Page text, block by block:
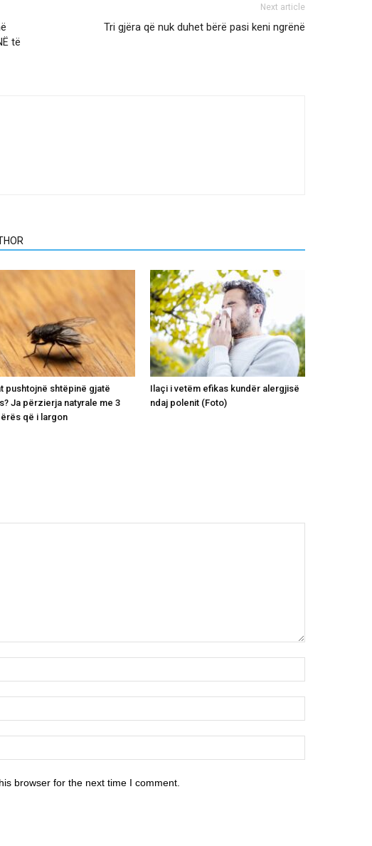
të
Next article
Tri gjëra që nuk duhet bërë pasi keni ngrënë
pushtojnë shtëpinë gjatë
Ja përzierja natyrale me 3
që i largon
Ilaçi i vetëm efikas kundër alergjisë
ndaj polenit (Foto)
browser for the next time I comment.